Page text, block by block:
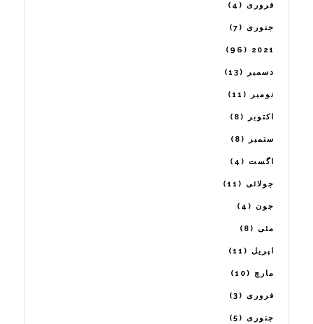
فروری 4
جنوری 7
2021
96
دسمبر 13
نومبر 11
اکتوبر 8
ستمبر 8
اگست 4
جولائی 11
جون 4
مئی 8
اپریل 11
مارچ 10
فروری 3
جنوری 5